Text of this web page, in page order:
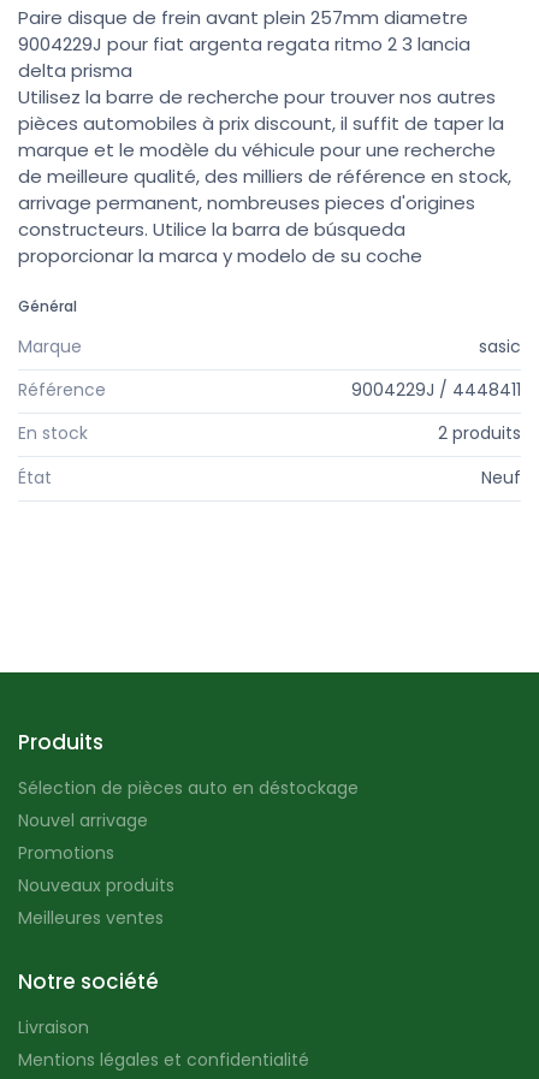
Paire disque de frein avant plein 257mm diametre
9004229J pour fiat argenta regata ritmo 2 3 lancia
delta prisma
Utilisez la barre de recherche pour trouver nos autres
pièces automobiles à prix discount, il suffit de taper la
marque et le modèle du véhicule pour une recherche
de meilleure qualité, des milliers de référence en stock,
arrivage permanent, nombreuses pieces d'origines
constructeurs. Utilice la barra de búsqueda
proporcionar la marca y modelo de su coche
Général
Marque
sasic
Référence
9004229J / 4448411
En stock
2 produits
État
Neuf
Produits
Sélection de pièces auto en déstockage
Nouvel arrivage
Promotions
Nouveaux produits
Meilleures ventes
Notre société
Livraison
Mentions légales et confidentialité